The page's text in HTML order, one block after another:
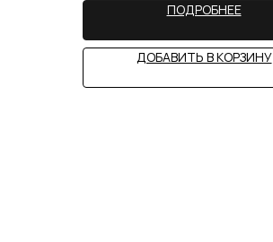
ПОДРОБНЕЕ
ДОБАВИТЬ В КОРЗИНУ